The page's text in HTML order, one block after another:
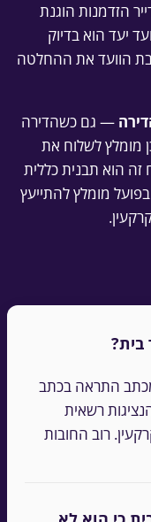
הזדמנות הוגנת
יעד הוא בדיוק
הוועד את ההחלטה
— גם כשהדירה
מומלץ לשלוח את
הוא תבנית כללית
מומלץ להתייעץ
בית?
התראה בכתב
רשאית
רוב החובות